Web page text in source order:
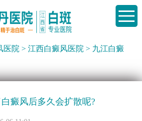
医院 >江西白癜风医院 > 九江白癜
癜风后多久会扩散呢?